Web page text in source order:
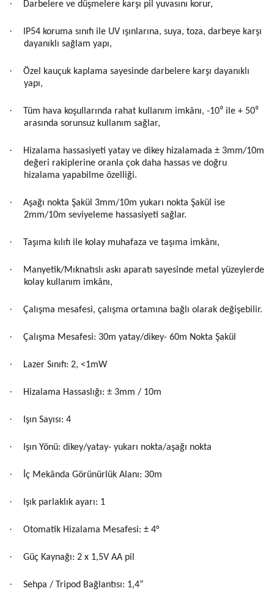
· Darbelere ve düşmelere karşı pil yuvasını korur,
·
IP54 koruma sınıfı ile UV ışınlarına, suya, toza, darbeye karşı
dayanıklı sağlam yapı,
·
Özel kauçuk kaplama sayesinde darbelere karşı dayanıklı
yapı,
·
Tüm hava koşullarında rahat kullanım imkânı, -10⁰ ile + 50⁰
arasında sorunsuz kullanım sağlar,
·
Hizalama hassasiyeti yatay ve dikey hizalamada ± 3mm/10m
değeri rakiplerine oranla çok daha hassas ve doğru
hizalama yapabilme özelliği.
·
Aşağı nokta Şakül 3mm/10m yukarı nokta Şakül ise
2mm/10m seviyeleme hassasiyeti sağlar.
· Taşıma kılıfı ile kolay muhafaza ve taşıma imkânı,
·
Manyetik/Mıknatıslı askı aparatı sayesinde metal yüzeylerde
kolay kullanım imkânı,
· Çalışma mesafesi, çalışma ortamına bağlı olarak değişebilir.
· Çalışma Mesafesi: 30m yatay/dikey- 60m Nokta Şakül
· Lazer Sınıfı: 2, <1mW
· Hizalama Hassaslığı: ± 3mm / 10m
· Işın Sayısı: 4
· Işın Yönü: dikey/yatay- yukarı nokta/aşağı nokta
· İç Mekânda Görünürlük Alanı: 30m
· Işık parlaklık ayarı: 1
· Otomatik Hizalama Mesafesi: ± 4°
· Güç Kaynağı: 2 x 1,5V AA pil
· Sehpa / Tripod Bağlantısı: 1,4”